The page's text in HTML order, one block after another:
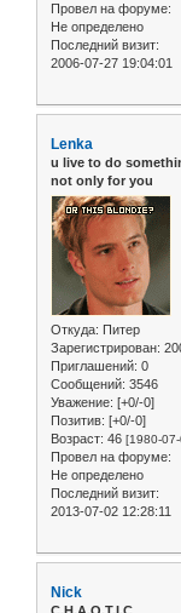
Провел на форуме:
Не определено
Последний визит:
2006-07-27 19:04:01
Lenka
u live to do
not only for you
Откуда: Питер
Зарегистрирован:
Приглашений: 0
Сообщений: 3546
Уважение: [+0/-0]
Позитив: [+0/-0]
Возраст: 46 [1980-
Провел на форуме:
Не определено
Последний визит:
2013-07-02 12:28:11
Nick